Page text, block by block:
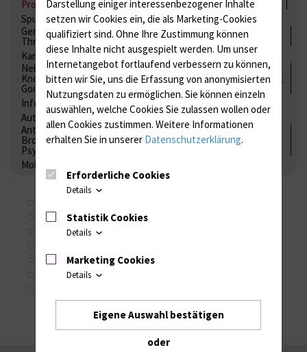
Proteine
Lipide / Lipoproteine Niere / Harnwege
Spurenelemente
Säuren-Basen-Status
Gerinnung / Gerinnungsaktivierung / Gerinnungsfaktoren /
Thrombozytenfunktion / Antikoagulation
Kardiale Marker
Tumormarker
Interleukine
Nebenniere / Niere; Nebenschilddrüse ( Ca-Stoffwechsel /
Knochen; Hypophyse / Wachstum; Gestroinaltrakt / Vitamine;
Gonaden / Zyklus / Sterilität
Infektionsserologie
Allergiediagnostik
Immunologie
Autoimmundiagnostik
Antibiotika, Zystostatika, Immunsuppressiva, Amaleptika,
Bronchospasmolytika, Antiepileptika, Kardiaka,
Psychpharmaka
Molekulare Diagnostik
IG (Proteinbestimmungen im Serum)
102 (Kapillarzonenelektrophorese)
242 (Plasmaproteine Cystatin C)
243 (Gammopathien)
Darstellung einiger interessenbezogener Inhalte
setzen wir Cookies ein, die als Marketing-Cookies
qualifiziert sind. Ohne Ihre Zustimmung können
diese Inhalte nicht ausgespielt werden. Um unser
Internetangebot fortlaufend verbessern zu können,
bitten wir Sie, uns die Erfassung von anonymisierten
Nutzungsdaten zu ermöglichen. Sie können einzeln
auswählen, welche Cookies Sie zulassen wollen oder
allen Cookies zustimmen. Weitere Informationen
erhalten Sie in unserer Datenschutzerklärung.
Erforderliche Cookies
Details
Statistik Cookies
Details
Marketing Cookies
Details
Eigene Auswahl bestätigen
oder